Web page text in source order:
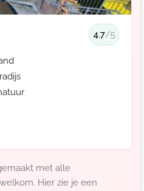
4.7/5
met alle
Hier zie je een